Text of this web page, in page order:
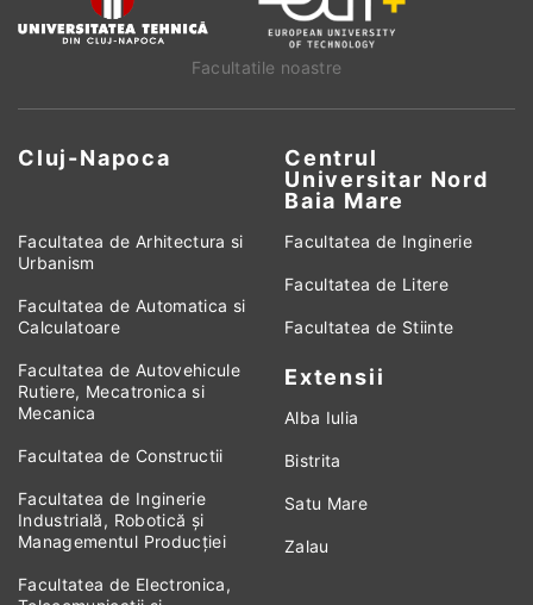
Facultatile noastre
Cluj-Napoca
Centrul
Universitar Nord
Baia Mare
Facultatea de Arhitectura si
Urbanism
Facultatea de Automatica si
Calculatoare
Facultatea de Autovehicule
Rutiere, Mecatronica si
Mecanica
Facultatea de Constructii
Facultatea de Inginerie
Industrială, Robotică și
Managementul Producției
Facultatea de Electronica,
Facultatea de Inginerie
Facultatea de Litere
Facultatea de Stiinte
Extensii
Alba Iulia
Bistrita
Satu Mare
Zalau